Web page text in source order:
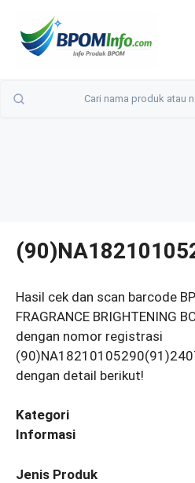
Hasil cek dan scan barcode
FRAGRANCE BRIGHTENING
dengan nomor registrasi
dengan detail berikut!
Kategori
Informasi
Jenis Produk